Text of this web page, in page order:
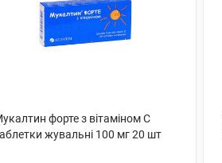
форте з вітаміном C
жувальні 100 мг 20 шт